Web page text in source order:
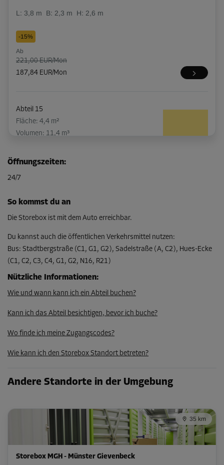
L: 3,8 m B: 2,3 m H: 2,6 m
-15%
Ab
221,00 EUR/Mon
187,84 EUR/Mon
Abteil 15
Fläche: 4,4 m²
Volumen: 11,4 m³
-15%
125,00 EUR/Mon
106,24 EUR/Mon
Abteil 18
Fläche: 11,8 m²
Volumen: 30,7 m³
L:5,1m B:2,3m H:2,6m
-15%
Ab
229,49 EUR/Mon
Volumen: 29,9 m³
2,6m
-15%
Öffnungszeiten:
24/7
So kommst du an
Die Storebox ist mit dem Auto erreichbar.
Du kannst auch die öffentlichen Verkehrsmittel nutzen:
Bus: Stadtbergstraße (C1, G1, G2), Sadelstraße (A, C2), Hues-Ecke
(C1, C2, C3, C4, G1, G2, N16, R21)
Nützliche Informationen:
Wie und wann kann ich ein Abteil buchen?
Kann ich das Abteil besichtigen, bevor ich buche?
Wo finde ich meine Zugangscodes?
Wie kann ich den Storebox Standort betreten?
Andere Standorte in der Umgebung
35 km
Storebox MGH - Münster Gievenbeck